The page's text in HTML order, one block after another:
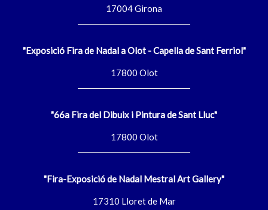
17004 Girona
"Exposició Fira de Nadal a Olot - Capella de Sant Ferriol"
17800 Olot
"66a Fira del Dibuix i Pintura de Sant Lluc"
17800 Olot
"Fira-Exposició de Nadal Mestral Art Gallery"
17310 Lloret de Mar